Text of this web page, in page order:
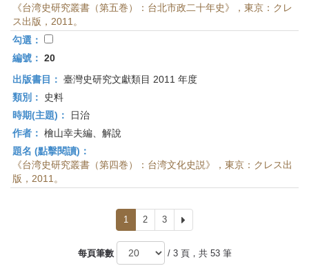
《台湾史研究叢書（第五巻）：台北市政二十年史》，東京：クレ
ス出版，2011。
勾選：
編號： 20
出版書目： 臺灣史研究文獻類目 2011 年度
類別：
史料
時期(主題)：
日治
作者： 檜山幸夫編、解說
題名 (點擊閱讀)：
《台湾史研究叢書（第四巻）：台湾文化史説》，東京：クレス出
版，2011。
1 2 3
一
每頁筆數
/ 3 頁，共 53 筆